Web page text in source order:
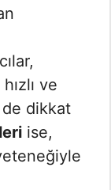
ve
dikkat
ise,